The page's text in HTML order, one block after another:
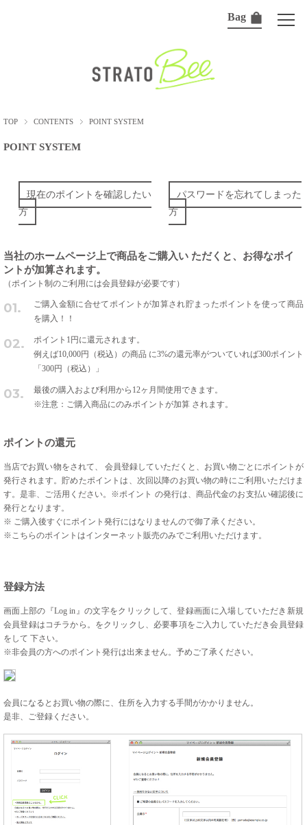
Bag
TOP CONTENTS POINT SYSTEM
POINT SYSTEM
現在のポイントを確認したい
方
パスワードを忘れてしまった
方
当社のホームページ上で商品をご購入い ただくと、お得なポイ
ントが加算されます。
（ポイント制のご利用には会員登録が必要です）
01.
ご購入金額に合せてポイントが加算され貯まったポイントを使って商品
を購入！！
02.
ポイント1円に還元されます。
例えば10,000円（税込）の商品 に3%の還元率がついていれば300ポイント
「300円（税込）」
03.
最後の購入および利用から12ヶ月間使用できます。
※注意：ご購入商品にのみポイントが加算 されます。
ポイントの還元
当店でお買い物をされて、 会員登録していただくと、お買い物ごとにポイントが
発行されます。貯めたポイントは、次回以降のお買い物の時にご利用いただけま
す。是非、ご活用ください。※ポイント の発行は、商品代金のお支払い確認後に
発行となります。
※ ご購入後すぐにポイント発行にはなりませんので御了承ください。
※こちらのポイントはインターネット販売のみでご利用いただけます。
登録方法
画面上部の『Log in』の文字をクリックして、登録画面に入場していただき 新規
会員登録はコチラから。 をクリックし、必要事項をご入力していただき会員登録
をして 下さい。
※非会員の方へのポイント発行は出来ません。予めご了承ください。
会員になるとお買い物の際に、住所を入力する手間がかかりません。
是非、ご登録ください。